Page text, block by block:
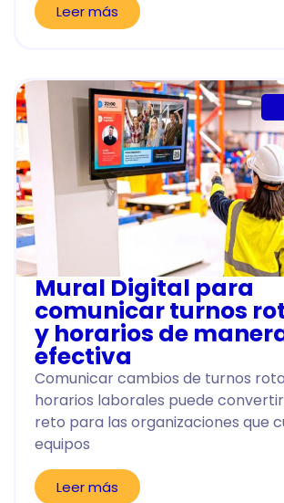
Leer más
Mural Digital para
comunicar turnos
y horarios de
efectiva
Comunicar cambios de turnos
horarios laborales puede
reto para las organizaciones que
equipos
Leer más